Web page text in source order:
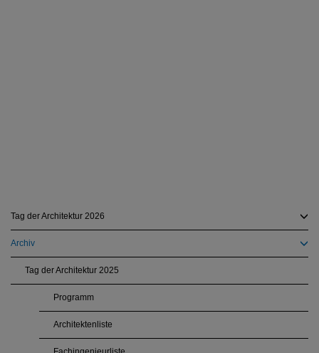
Tag der Architektur 2026
Archiv
Tag der Architektur 2025
Programm
Architektenliste